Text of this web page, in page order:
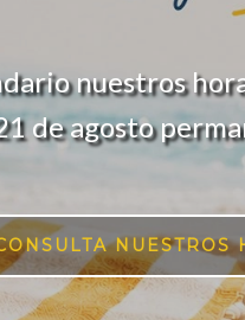
nuestros
de agosto
NUESTROS